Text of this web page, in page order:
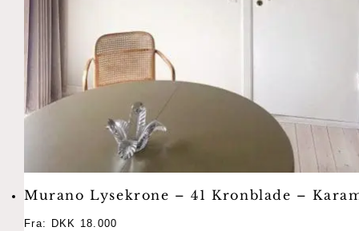
Murano Lysekrone – 41 Kronblade –
Fra: DKK 18.000